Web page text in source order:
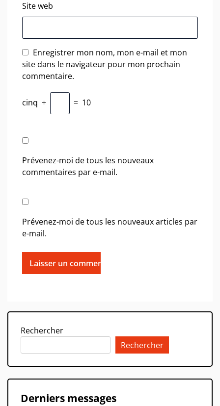
Site web
Enregistrer mon nom, mon e-mail et mon
site dans le navigateur pour mon prochain
commentaire.
cinq + = 10
Prévenez-moi de tous les nouveaux
commentaires par e-mail.
Prévenez-moi de tous les nouveaux articles par
e-mail.
Rechercher
Rechercher
Derniers messages